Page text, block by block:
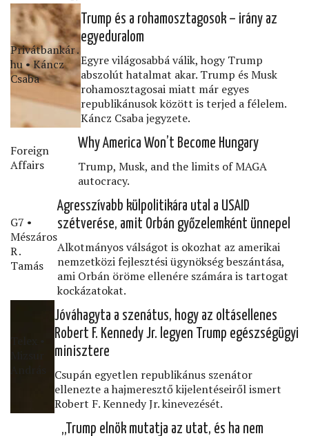
Privátbankár․
hu • Káncz
Csaba
Trump és a rohamosztagosok – irány az
egyeduralom
Egyre világosabbá válik, hogy Trump
abszolút hatalmat akar. Trump és Musk
rohamosztagosai miatt már egyes
republikánusok között is terjed a félelem.
Káncz Csaba jegyzete.
Foreign
Affairs
Why America Won’t Become Hungary
Trump, Musk, and the limits of MAGA
autocracy.
G7 •
Mészáros
R․
Tamás
Agresszívabb külpolitikára utal a USAID
szétverése, amit Orbán győzelemként ünnepel
Alkotmányos válságot is okozhat az amerikai
nemzetközi fejlesztési ügynökség beszántása,
ami Orbán öröme ellenére számára is tartogat
kockázatokat.
Jóváhagyta a szenátus, hogy az oltásellenes
Robert F. Kennedy Jr. legyen Trump egészségügyi
minisztere
Csupán egyetlen republikánus szenátor
ellenezte a hajmeresztő kijelentéseiről ismert
Robert F. Kennedy Jr. kinevezését.
„Trump elnök mutatja az utat, és ha nem